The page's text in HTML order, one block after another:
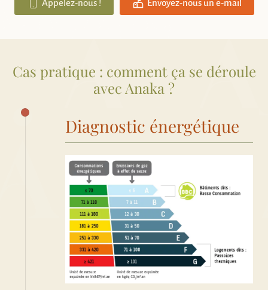
Appelez-nous ! Envoyez-nous un e-mail
Cas pratique : comment ça se déroule
avec Anaka ?
Diagnostic énergétique